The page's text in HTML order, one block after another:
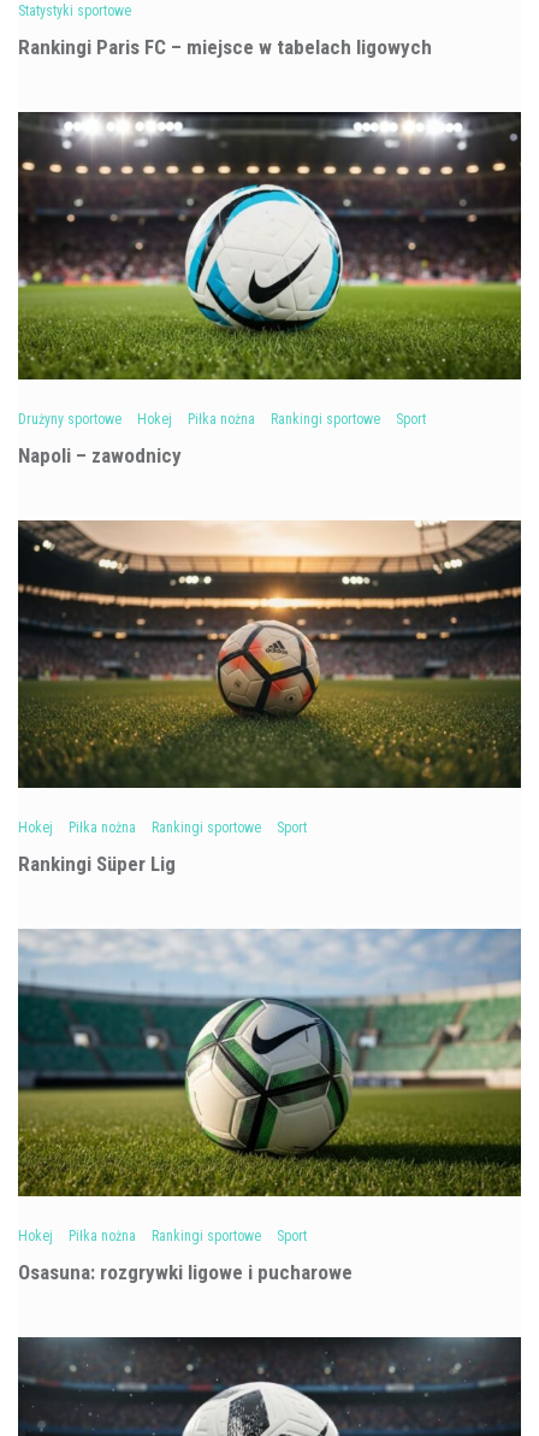
Statystyki sportowe
Rankingi Paris FC – miejsce w tabelach ligowych
Drużyny sportowe Hokej Piłka nożna Rankingi sportowe Sport
Napoli – zawodnicy
Hokej Piłka nożna Rankingi sportowe Sport
Rankingi Süper Lig
Hokej Piłka nożna Rankingi sportowe Sport
Osasuna: rozgrywki ligowe i pucharowe